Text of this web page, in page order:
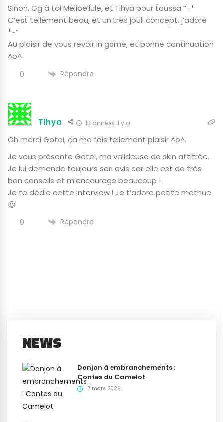
Sinon, Gg à toi Melibellule, et Tihya pour toussa *-*
C’est tellement beau, et un très jouli concept, j’adore
*~*
Au plaisir de vous revoir in game, et bonne continuation
^o^
0 Répondre
Tihya 13 années il y a
Oh merci Gotei, ça me fais tellement plaisir ^o^.
Je vous présente Gotei, ma valideuse de skin attitrée.
Je lui demande toujours son avis car elle est de très
bon conseils et m’encourage beaucoup !
Je te dédie cette interview ! Je t’adore petite methue
😉
0 Répondre
NEWS
Donjon à embranchements :
Contes du Camelot
7 mars 2026